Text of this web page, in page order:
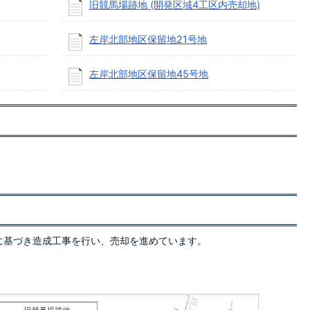
旧競馬場跡地 (開発区域4工区内売却地)
左岸北部地区保留地21号地
左岸北部地区保留地45号地
づき造成工事を行い、売却を進めています。